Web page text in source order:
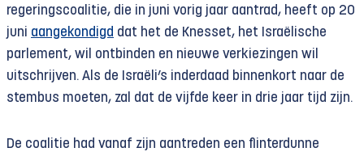
regeringscoalitie, die in juni vorig jaar aantrad, heeft op 20
juni aangekondigd dat het de Knesset, het Israëlische
parlement, wil ontbinden en nieuwe verkiezingen wil
uitschrijven. Als de Israëli’s inderdaad binnenkort naar de
stembus moeten, zal dat de vijfde keer in drie jaar tijd zijn.
De coalitie had vanaf zijn aantreden een flinterdunne